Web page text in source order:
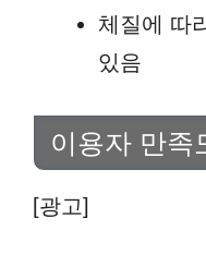
체질에 따
있음
이용자 만족
[광고]